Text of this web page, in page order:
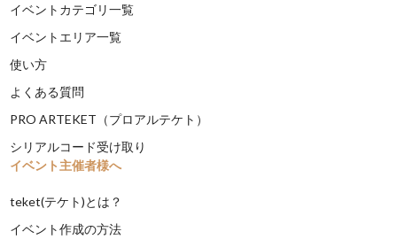
イベントカテゴリ一覧
イベントエリア一覧
使い方
よくある質問
PRO ARTEKET（プロアルテケト）
シリアルコード受け取り
イベント主催者様へ
teket(テケト)とは？
イベント作成の方法